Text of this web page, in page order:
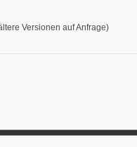
Versionen auf Anfrage)